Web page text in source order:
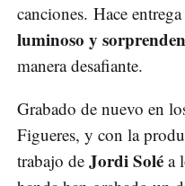
canciones. Hace
luminoso y
manera desafiante.
Grabado de nuevo en
Figueres, y con la
trabajo de Jordi Solé a